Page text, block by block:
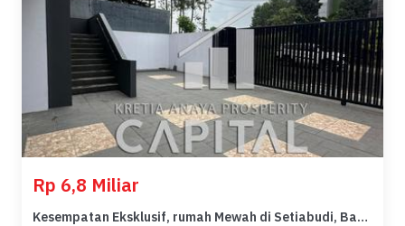
Rp 6,8 Miliar
Kesempatan Eksklusif, rumah Mewah di Setiabudi, Bandung, LB 500m²